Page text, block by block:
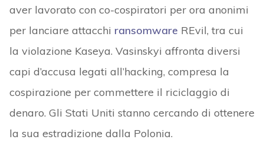
aver lavorato con co-cospiratori per ora anonimi
per lanciare attacchi ransomware REvil, tra cui
la violazione Kaseya. Vasinskyi affronta diversi
capi d’accusa legati all’hacking, compresa la
cospirazione per commettere il riciclaggio di
denaro. Gli Stati Uniti stanno cercando di ottenere
la sua estradizione dalla Polonia.